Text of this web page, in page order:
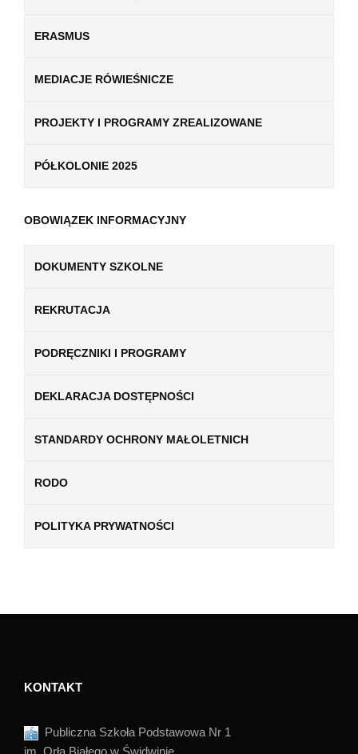
ERASMUS
MEDIACJE RÓWIEŚNICZE
PROJEKTY I PROGRAMY ZREALIZOWANE
PÓŁKOLONIE 2025
OBOWIĄZEK INFORMACYJNY
DOKUMENTY SZKOLNE
REKRUTACJA
PODRĘCZNIKI I PROGRAMY
DEKLARACJA DOSTĘPNOŚCI
STANDARDY OCHRONY MAŁOLETNICH
RODO
POLITYKA PRYWATNOŚCI
KONTAKT
Publiczna Szkoła Podstawowa Nr 1
im. Orła Białego w Świdwinie